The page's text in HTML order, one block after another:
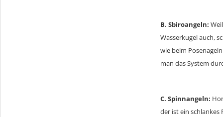
B. Sbiroangeln:
Wasserkugel auch,
wie beim
man das System
C. Spinnangeln:
der ist ein schlankes